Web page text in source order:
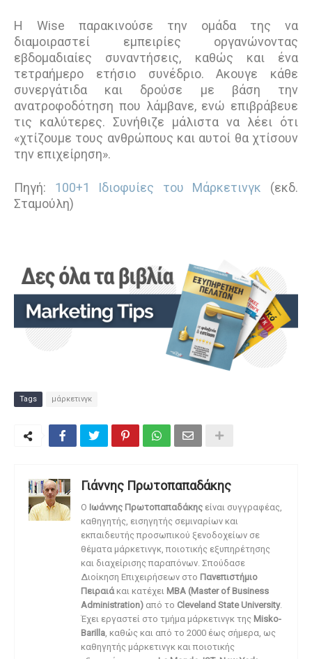
Η Wise παρακινούσε την ομάδα της να
διαμοιραστεί εμπειρίες οργανώνοντας
εβδομαδιαίες συναντήσεις, καθώς και ένα
τετραήμερο ετήσιο συνέδριο. Ακουγε κάθε
συνεργάτιδα και δρούσε με βάση την
ανατροφοδότηση που λάμβανε, ενώ επιβράβευε
τις καλύτερες. Συνήθιζε μάλιστα να λέει ότι
«χτίζουμε τους ανθρώπους και αυτοί θα χτίσουν
την επιχείρηση».
Πηγή: 100+1 Ιδιοφυίες του Μάρκετινγκ (εκδ.
Σταμούλη)
Tags μάρκετινγκ
Γιάννης Πρωτοπαπαδάκης
O Ιωάννης Πρωτοπαπαδάκης είναι συγγραφέας,
καθηγητής, εισηγητής σεμιναρίων και
εκπαιδευτής προσωπικού ξενοδοχείων σε
θέματα μάρκετινγκ, ποιοτικής εξυπηρέτησης
και διαχείρισης παραπόνων. Σπούδασε
Διοίκηση Επιχειρήσεων στο Πανεπιστήμιο
Πειραιάκαι κατέχει MBA (Master of Business
Administration) από το Cleveland State University.
Έχει εργαστεί στο τμήμα μάρκετινγκ της Misko-
Barilla, καθώς και από το 2000 έως σήμερα, ως
καθηγητής μάρκετινγκ και ποιοτικής